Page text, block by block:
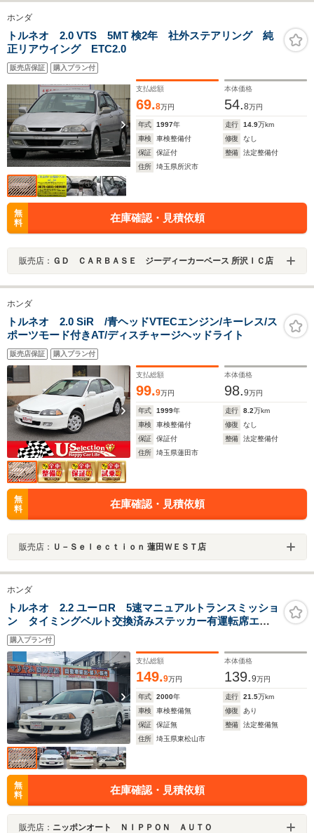
ホンダ
トルネオ 2.0 VTS 5MT 検2年 社外ステアリング 純
正リアウイング ETC2.0
販売店保証 購入プラン付
支払総額
69.8万円
本体価格
54.8万円
年式 1997年 走行 14.9万km
車検
車検整備付 修復
なし
保証
保証付 整備
法定整備付
住所
埼玉県所沢市
無
料
在庫確認・見積依頼
販売店： ＧＤ ＣＡＲＢＡＳＥ ジーディーカーベース 所沢ＩＣ店
ホンダ
トルネオ 2.0 SiR /青ヘッドVTECエンジン/キーレス/ス
ポーツモード付きAT/ディスチャージヘッドライト
販売店保証 購入プラン付
支払総額
99.9万円
本体価格
98.9万円
年式 1999年 走行 8.2万km
車検
車検整備付 修復
なし
保証
保証付 整備
法定整備付
住所
埼玉県蓮田市
無
料
在庫確認・見積依頼
販売店： Ｕ－Ｓｅｌｅｃｔｉｏｎ 蓮田ＷＥＳＴ店
ホンダ
トルネオ 2.2 ユーロR 5速マニュアルトランスミッショ
ン タイミングベルト交換済みステッカー有運転席エア
バッグ 助手席エアバッグ衝突安全ボディ
購入プラン付
支払総額
149.9万円
本体価格
139.9万円
年式 2000年 走行 21.5万km
車検
車検整備無 修復
あり
保証
保証無 整備
法定整備無
住所
埼玉県東松山市
無
料
在庫確認・見積依頼
販売店： ニッポンオート ＮＩＰＰＯＮ ＡＵＴＯ